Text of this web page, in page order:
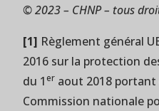
© 2023 – CHNP – tous
[1] Règlement général
2016 sur la protection
du 1er aout 2018
Commission nationale